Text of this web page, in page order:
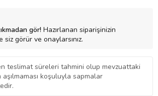
gör! Hazırlanan siparişinizin
siz görür ve onaylarsınız.
teslimat süreleri tahmini olup mevzuattaki
koşuluyla sapmalar